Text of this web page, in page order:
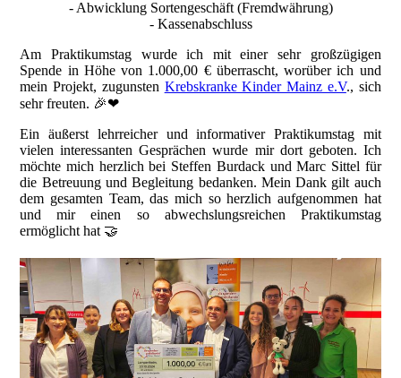
- Abwicklung Sortengeschäft (Fremdwährung)
- Kassenabschluss
Am Praktikumstag wurde ich mit einer sehr großzügigen
Spende in Höhe von 1.000,00 € überrascht, worüber ich und
mein Projekt, zugunsten Krebskranke Kinder Mainz e.V., sich
sehr freuten. 🎉❤
Ein äußerst lehrreicher und informativer Praktikumstag mit
vielen interessanten Gesprächen wurde mir dort geboten. Ich
möchte mich herzlich bei Steffen Burdack und Marc Sittel für
die Betreuung und Begleitung bedanken. Mein Dank gilt auch
dem gesamten Team, das mich so herzlich aufgenommen hat
und mir einen so abwechslungsreichen Praktikumstag
ermöglicht hat 🤝